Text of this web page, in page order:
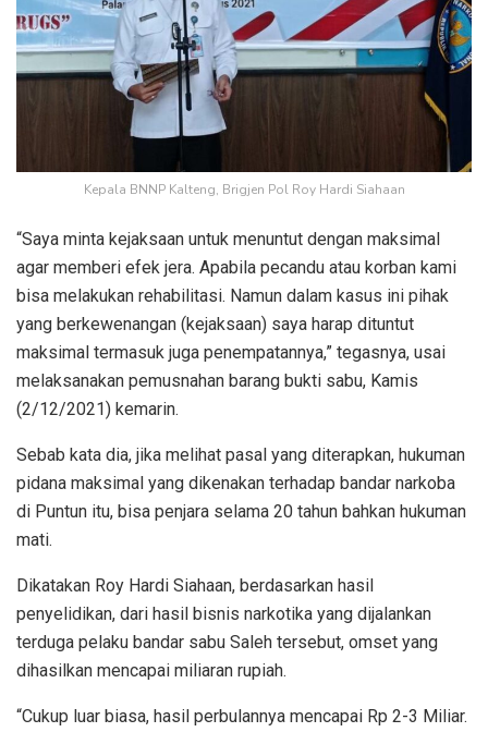
Kepala BNNP Kalteng, Brigjen Pol Roy Hardi Siahaan
“Saya minta kejaksaan untuk menuntut dengan maksimal
agar memberi efek jera. Apabila pecandu atau korban kami
bisa melakukan rehabilitasi. Namun dalam kasus ini pihak
yang berkewenangan (kejaksaan) saya harap dituntut
maksimal termasuk juga penempatannya,” tegasnya, usai
melaksanakan pemusnahan barang bukti sabu, Kamis
(2/12/2021) kemarin.
Sebab kata dia, jika melihat pasal yang diterapkan, hukuman
pidana maksimal yang dikenakan terhadap bandar narkoba
di Puntun itu, bisa penjara selama 20 tahun bahkan hukuman
mati.
Dikatakan Roy Hardi Siahaan, berdasarkan hasil
penyelidikan, dari hasil bisnis narkotika yang dijalankan
terduga pelaku bandar sabu Saleh tersebut, omset yang
dihasilkan mencapai miliaran rupiah.
“Cukup luar biasa, hasil perbulannya mencapai Rp 2-3 Miliar.